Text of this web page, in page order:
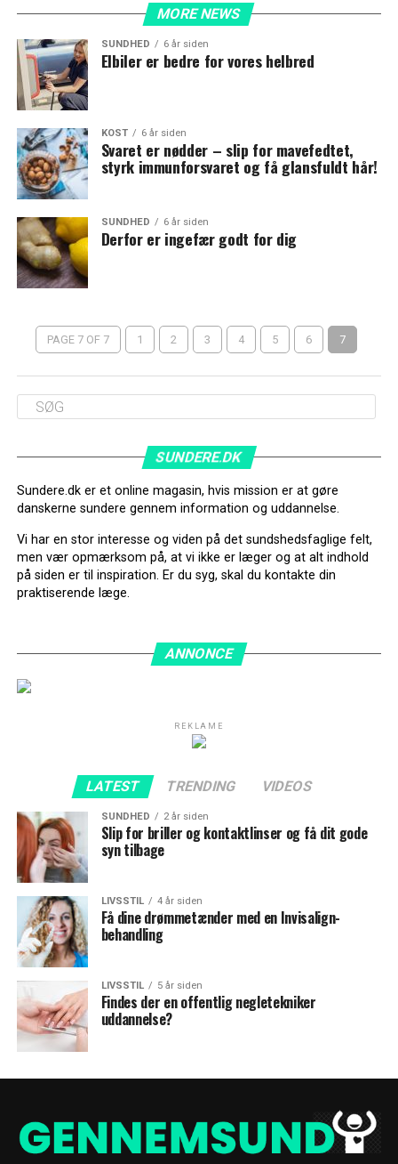
MORE NEWS
SUNDHED 6 år siden
Elbiler er bedre for vores helbred
KOST 6 år siden
Svaret er nødder – slip for mavefedtet,
styrk immunforsvaret og få glansfuldt hår!
SUNDHED 6 år siden
Derfor er ingefær godt for dig
PAGE 7 OF 7 1 2 3 4 5 6 7
SUNDERE.DK
Sundere.dk er et online magasin, hvis mission er at gøre
danskerne sundere gennem information og uddannelse.
Vi har en stor interesse og viden på det sundshedsfaglige felt,
men vær opmærksom på, at vi ikke er læger og at alt indhold
på siden er til inspiration. Er du syg, skal du kontakte din
praktiserende læge.
ANNONCE
REKLAME
LATEST TRENDING VIDEOS
SUNDHED 2 år siden
Slip for briller og kontaktlinser og få dit gode
syn tilbage
LIVSSTIL 4 år siden
Få dine drømmetænder med en Invisalign-
behandling
LIVSSTIL 5 år siden
Findes der en offentlig negletekniker
uddannelse?